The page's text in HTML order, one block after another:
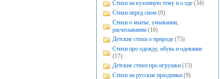
Стихи на кухонную тему и о еде (34)
Стихи перед сном (9)
Стихи о мытье, умывании,
расчесывании (10)
Детские стихи о природе (75)
Стихи про одежду, обувь и одевание
(17)
Детские стихи про игрушки (13)
Стихи на русские праздники (9)